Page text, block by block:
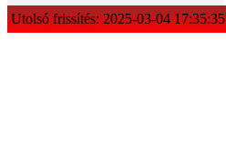
Utolsó frissítés: 2025-03-04 17:35:35